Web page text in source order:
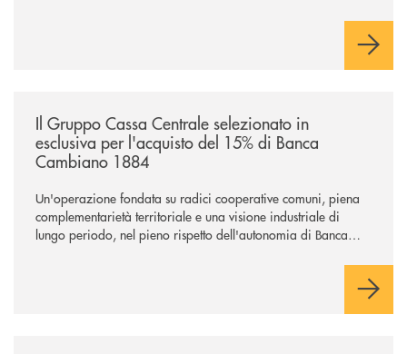
comuni e sulla prossimità ai territori, per ampliare l’offerta e
Il Gruppo Cassa Centrale selezionato in
esclusiva per l'acquisto del 15% di Banca
Cambiano 1884
Un'operazione fondata su radici cooperative comuni, piena
complementarietà territoriale e una visione industriale di
lungo periodo, nel pieno rispetto dell'autonomia di Banca
negoziazione esclusiva per la finalizzazione dell’operazione.